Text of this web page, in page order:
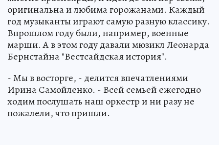
оригинальна и любима горожанами. Каждый
год музыканты играют самую разную классику.
Впрошлом году были, например, военные
марши. А в этом году давали мюзикл Леонарда
Бернстайна "Вестсайдская история".
- Мы в восторге, - делится впечатлениями
Ирина Самойленко. - Всей семьей ежегодно
ходим послушать наш оркестр и ни разу не
пожалели, что пришли.